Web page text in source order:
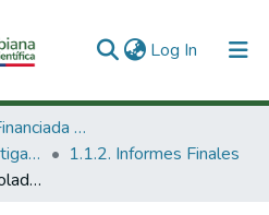
Log In (current)
1. Investigación Financiada con Recursos Públicos
1.1 Productos de investigación
1.1.2. Informes Finales
Evaluación de pernos colados para prótesis fija dental por medio de elementos finitos